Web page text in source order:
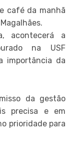
café da manhã
acontecerá a
na USF
importância da
da gestão
precisa e em
prioridade para